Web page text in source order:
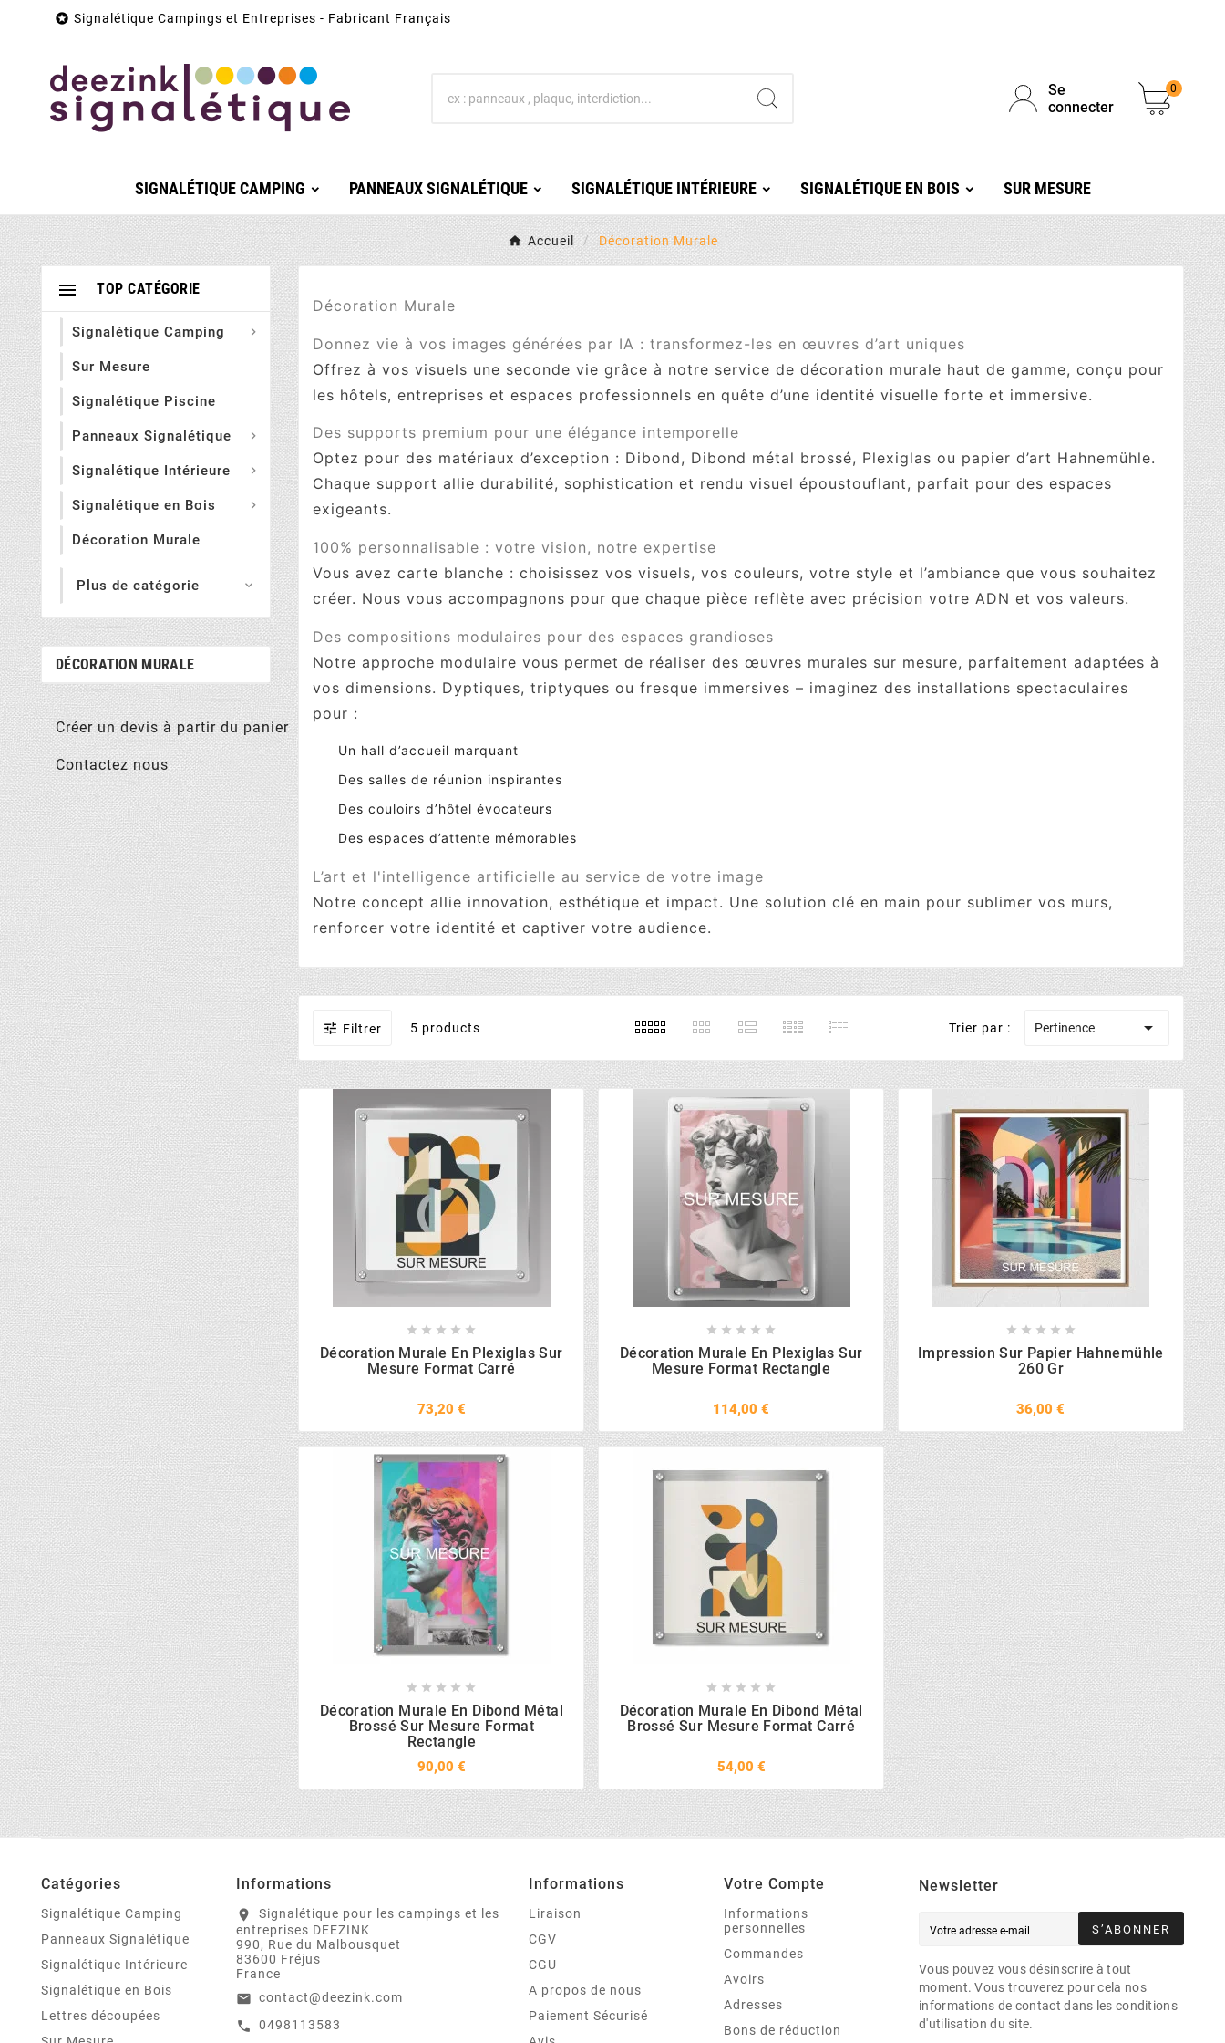
 Signalétique Campings et Entreprises - Fabricant Français
Se
connecter
0
SIGNALÉTIQUE CAMPING PANNEAUX SIGNALÉTIQUE SIGNALÉTIQUE INTÉRIEURE SIGNALÉTIQUE EN BOIS SUR MESURE
Accueil Décoration Murale
TOP CATÉGORIE

Signalétique Camping 
Sur Mesure
Signalétique Piscine
Panneaux Signalétique 
Signalétique Intérieure 
Signalétique en Bois 
Décoration Murale
Plus de catégorie 
DÉCORATION MURALE
Créer un devis à partir du panier
Contactez nous
Décoration Murale
Donnez vie à vos images générées par IA : transformez-les en œuvres d’art uniques
Offrez à vos visuels une seconde vie grâce à notre service de décoration murale haut de gamme, conçu pour
les hôtels, entreprises et espaces professionnels en quête d’une identité visuelle forte et immersive.
Des supports premium pour une élégance intemporelle
Optez pour des matériaux d’exception : Dibond, Dibond métal brossé, Plexiglas ou papier d’art Hahnemühle.
Chaque support allie durabilité, sophistication et rendu visuel époustouflant, parfait pour des espaces
exigeants.
100% personnalisable : votre vision, notre expertise
Vous avez carte blanche : choisissez vos visuels, vos couleurs, votre style et l’ambiance que vous souhaitez
créer. Nous vous accompagnons pour que chaque pièce reflète avec précision votre ADN et vos valeurs.
Des compositions modulaires pour des espaces grandioses
Notre approche modulaire vous permet de réaliser des œuvres murales sur mesure, parfaitement adaptées à
vos dimensions. Dyptiques, triptyques ou fresque immersives – imaginez des installations spectaculaires
pour :
Un hall d’accueil marquant
Des salles de réunion inspirantes
Des couloirs d’hôtel évocateurs
Des espaces d’attente mémorables
L’art et l'intelligence artificielle au service de votre image
Notre concept allie innovation, esthétique et impact. Une solution clé en main pour sublimer vos murs,
renforcer votre identité et captiver votre audience.
 Filtrer 5 products Trier par : Pertinence 
    
Décoration Murale En Plexiglas Sur
Mesure Format Carré
73,20 €
    
Décoration Murale En Plexiglas Sur
Mesure Format Rectangle
114,00 €
    
Impression Sur Papier Hahnemühle
260 Gr
36,00 €
    
Décoration Murale En Dibond Métal
Brossé Sur Mesure Format
Rectangle
90,00 €
    
Décoration Murale En Dibond Métal
Brossé Sur Mesure Format Carré
54,00 €
Catégories
Signalétique Camping
Panneaux Signalétique
Signalétique Intérieure
Signalétique en Bois
Lettres découpées
Informations
location_on
Signalétique pour les campings et les
entreprises DEEZINK
990, Rue du Malbousquet
83600 Fréjus
France
email contact@deezink.com
call 0498113583
Informations
Liraison
CGV
CGU
A propos de nous
Paiement Sécurisé
Votre Compte
Informations
personnelles
Commandes
Avoirs
Adresses
Bons de réduction
Newsletter
S’ABONNER
Vous pouvez vous désinscrire à tout
moment. Vous trouverez pour cela nos
informations de contact dans les conditions
d'utilisation du site.